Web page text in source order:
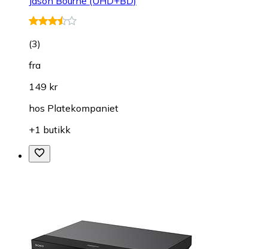
(3)
fra
149 kr
hos Platekompaniet
+1 butikk